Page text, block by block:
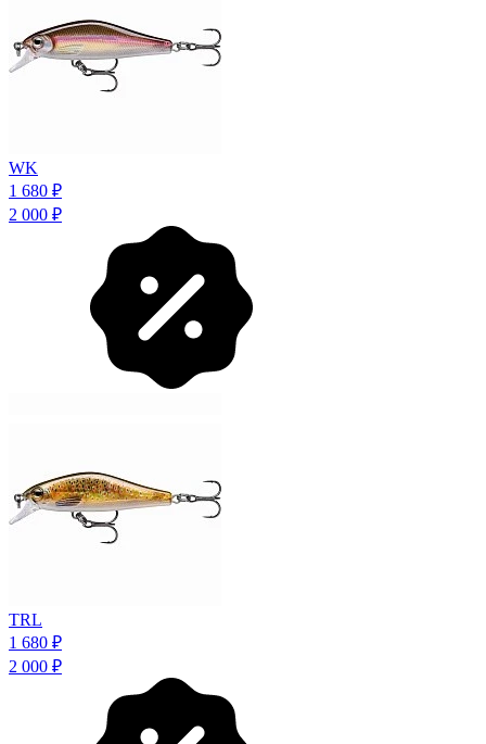
WK
1 680 ₽
2 000 ₽
TRL
1 680 ₽
2 000 ₽